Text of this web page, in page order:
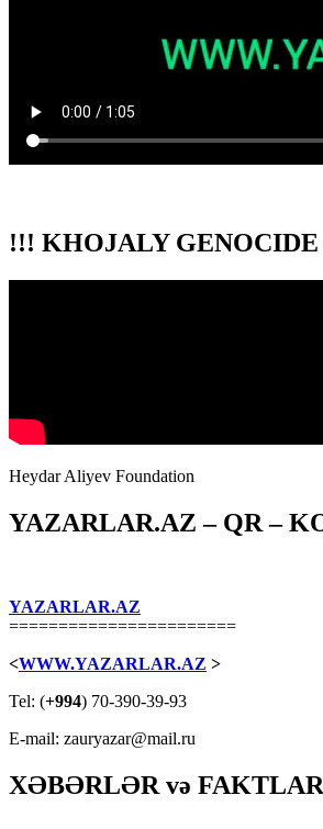
!!! KHOJALY
Heydar Aliyev Foundation
YAZARLAR.AZ – QR –
YAZARLAR.AZ
=======================
<WWW.YAZARLAR.AZ >
Tel: (+994) 70-390-39-93
E-mail: zauryazar@mail.ru
XƏBƏRLƏR və FAKTLAR